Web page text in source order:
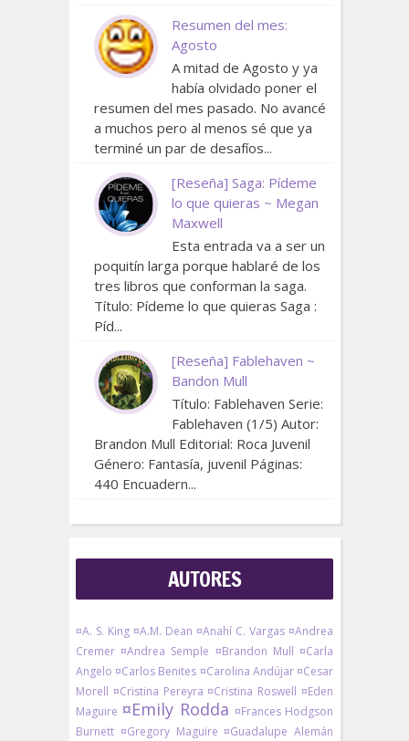
Resumen del mes:
Agosto
A mitad de Agosto y ya
había olvidado poner el
resumen del mes pasado. No avancé
a muchos pero al menos sé que ya
terminé un par de desafíos...
[Reseña] Saga: Pídeme
lo que quieras ~ Megan
Maxwell
Esta entrada va a ser un
poquitín larga porque hablaré de los
tres libros que conforman la saga.
Título: Pídeme lo que quieras Saga :
Píd...
[Reseña] Fablehaven ~
Bandon Mull
Título: Fablehaven Serie:
Fablehaven (1/5) Autor:
Brandon Mull Editorial: Roca Juvenil
Género: Fantasía, juvenil Páginas:
440 Encuadern...
AUTORES
¤A. S. King ¤A.M. Dean ¤Anahí C. Vargas ¤Andrea
Cremer ¤Andrea Semple ¤Brandon Mull ¤Carla
Angelo ¤Carlos Benites ¤Carolina Andújar ¤Cesar
Morell ¤Cristina Pereyra ¤Cristina Roswell ¤Eden
Maguire ¤Emily Rodda ¤Frances Hodgson
Burnett ¤Gregory Maguire ¤Guadalupe Alemán